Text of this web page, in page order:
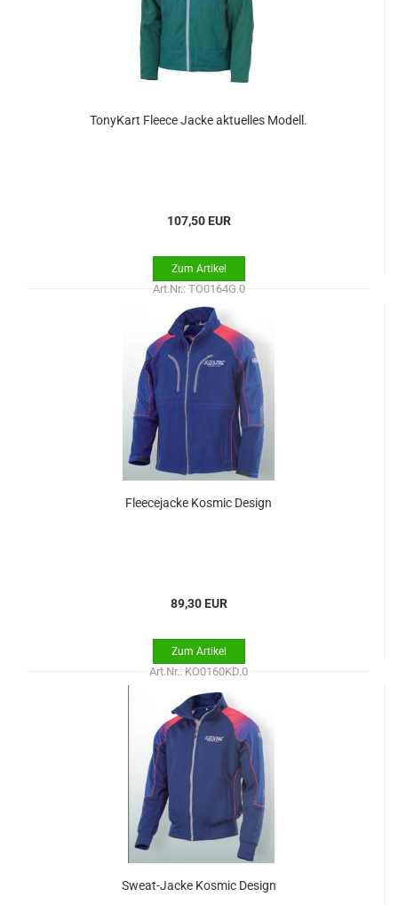
TonyKart Fleece Jacke aktuelles Modell.
107,50 EUR
Art.Nr.: TO0164G.0
Fleecejacke Kosmic Design
89,30 EUR
Art.Nr.: KO0160KD.0
Sweat-Jacke Kosmic Design